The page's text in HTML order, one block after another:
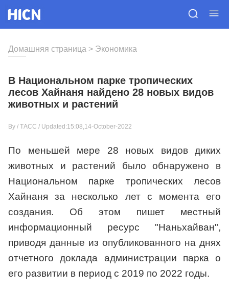
Домашняя страница > Экономика
В Национальном парке тропических
лесов Хайнаня найдено 28 новых видов
животных и растений
By / ТАСС / Updated:15:08,14-October-2022
По меньшей мере 28 новых видов диких
животных и растений было обнаружено в
Национальном парке тропических лесов
Хайнаня за несколько лет с момента его
создания. Об этом пишет местный
информационный ресурс "Наньхайван",
приводя данные из опубликованного на днях
отчетного доклада администрации парка о
его развитии в период с 2019 по 2022 годы.